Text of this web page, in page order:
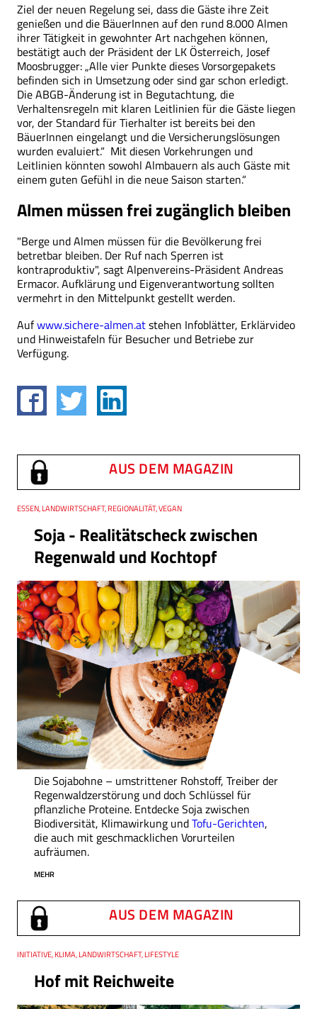
Ziel der neuen Regelung sei, dass die Gäste ihre Zeit
genießen und die BäuerInnen auf den rund 8.000 Almen
ihrer Tätigkeit in gewohnter Art nachgehen können,
bestätigt auch der Präsident der LK Österreich, Josef
Moosbrugger: „Alle vier Punkte dieses Vorsorgepakets
befinden sich in Umsetzung oder sind gar schon erledigt.
Die ABGB-Änderung ist in Begutachtung, die
Verhaltensregeln mit klaren Leitlinien für die Gäste liegen
vor, der Standard für Tierhalter ist bereits bei den
BäuerInnen eingelangt und die Versicherungslösungen
wurden evaluiert.“ Mit diesen Vorkehrungen und
Leitlinien könnten sowohl Almbauern als auch Gäste mit
einem guten Gefühl in die neue Saison starten.“
Almen müssen frei zugänglich bleiben
"Berge und Almen müssen für die Bevölkerung frei
betretbar bleiben. Der Ruf nach Sperren ist
kontraproduktiv", sagt Alpenvereins-Präsident Andreas
Ermacor. Aufklärung und Eigenverantwortung sollten
vermehrt in den Mittelpunkt gestellt werden.
Aufwww.sichere-almen.atstehen Infoblätter, Erklärvideo
und Hinweistafeln für Besucher und Betriebe zur
Verfügung.
AUS DEM MAGAZIN
Soja - Realitätscheck zwischen
Regenwald und Kochtopf
Thema
ESSEN, LANDWIRTSCHAFT, REGIONALITÄT, VEGAN
Die Sojabohne – umstrittener Rohstoff, Treiber der
Regenwaldzerstörung und doch Schlüssel für
pflanzliche Proteine. Entdecke Soja zwischen
Biodiversität, Klimawirkung undTofu-Gerichten,
die auch mit geschmacklichen Vorurteilen
aufräumen.
MEHR
AUS DEM MAGAZIN
Hof mit Reichweite
Thema
INITIATIVE, KLIMA, LANDWIRTSCHAFT, LIFESTYLE